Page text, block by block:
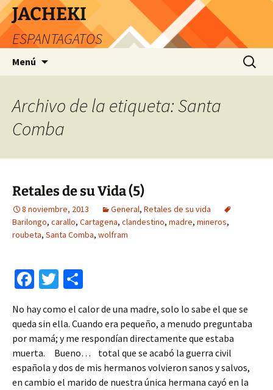
JACHEKI
ESPANTAGATOS
Menú Buscar:
Archivo de la etiqueta: Santa
Comba
Retales de su Vida (5)
8 noviembre, 2013 General, Retales de su vida
Barilongo, carallo, Cartagena, clandestino, madre, mineros,
roubeta, Santa Comba, wolfram
Fa
b
o
o
k
T
tt
er
m
p
ar
tir
No hay como el calor de una madre, solo lo sabe el que se
queda sin ella. Cuando era pequeño, a menudo preguntaba
por mamá; y me respondían directamente que estaba
muerta. Bueno… total que se acabó la guerra civil
española y dos de mis hermanos volvieron sanos y salvos,
en cambio el marido de nuestra única hermana cayó en la